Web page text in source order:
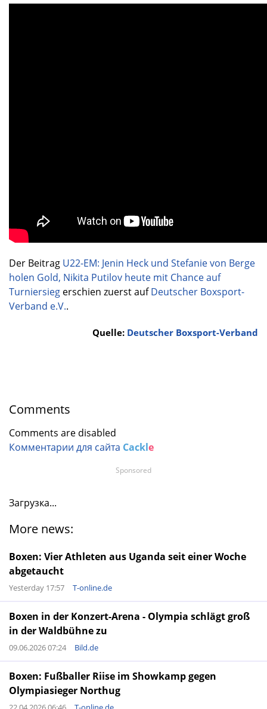
Der Beitrag U22-EM: Jenin Heck und Stefanie von Berge
holen Gold, Nikita Putilov heute mit Chance auf
Turniersieg erschien zuerst aufDeutscher Boxsport-
Verband e.V..
Quelle: Deutscher Boxsport-Verband
Comments
Comments are disabled
Комментарии для сайта Cackle
Загрузка...
More news:
Boxen: Vier Athleten aus Uganda seit einer Woche
abgetaucht
Yesterday 17:57 T-online.de
Boxen in der Konzert-Arena - Olympia schlägt groß
in der Waldbühne zu
09.06.2026 07:24 Bild.de
Boxen: Fußballer Riise im Showkamp gegen
Olympiasieger Northug
Sponsored